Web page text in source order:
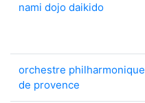
nami dojo daikido
orchestre philharmonique
de provence